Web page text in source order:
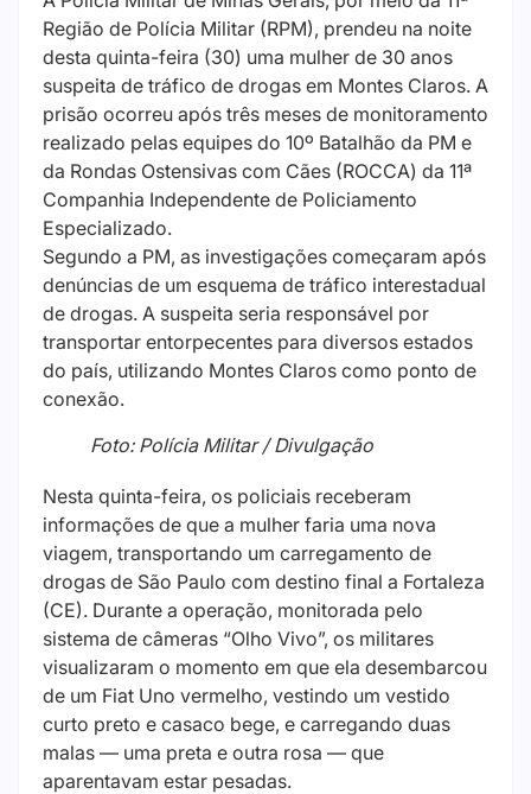
Região de Polícia Militar (RPM), prendeu na noite
desta quinta-feira (30) uma mulher de 30 anos
suspeita de tráfico de drogas em Montes Claros. A
prisão ocorreu após três meses de monitoramento
realizado pelas equipes do 10º Batalhão da PM e
da Rondas Ostensivas com Cães (ROCCA) da 11ª
Companhia Independente de Policiamento
Especializado.
Segundo a PM, as investigações começaram após
denúncias de um esquema de tráfico interestadual
de drogas. A suspeita seria responsável por
transportar entorpecentes para diversos estados
do país, utilizando Montes Claros como ponto de
conexão.
Foto: Polícia Militar / Divulgação
Nesta quinta-feira, os policiais receberam
informações de que a mulher faria uma nova
viagem, transportando um carregamento de
drogas de São Paulo com destino final a Fortaleza
(CE). Durante a operação, monitorada pelo
sistema de câmeras “Olho Vivo”, os militares
visualizaram o momento em que ela desembarcou
de um Fiat Uno vermelho, vestindo um vestido
curto preto e casaco bege, e carregando duas
malas — uma preta e outra rosa — que
aparentavam estar pesadas.